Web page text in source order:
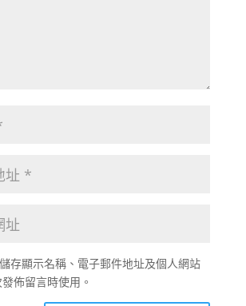
存顯示名稱、電子郵件地址及個人網站
佈留言時使用。